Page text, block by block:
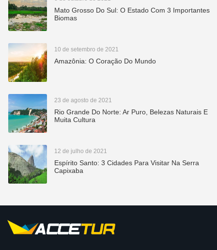
Mato Grosso Do Sul: O Estado Com 3 Importantes
Biomas
10 de setembro de 2021
Amazônia: O Coração Do Mundo
23 de agosto de 2021
Rio Grande Do Norte: Ar Puro, Belezas Naturais E
Muita Cultura
12 de julho de 2021
Espírito Santo: 3 Cidades Para Visitar Na Serra
Capixaba